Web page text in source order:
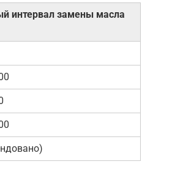
интервал замены масла